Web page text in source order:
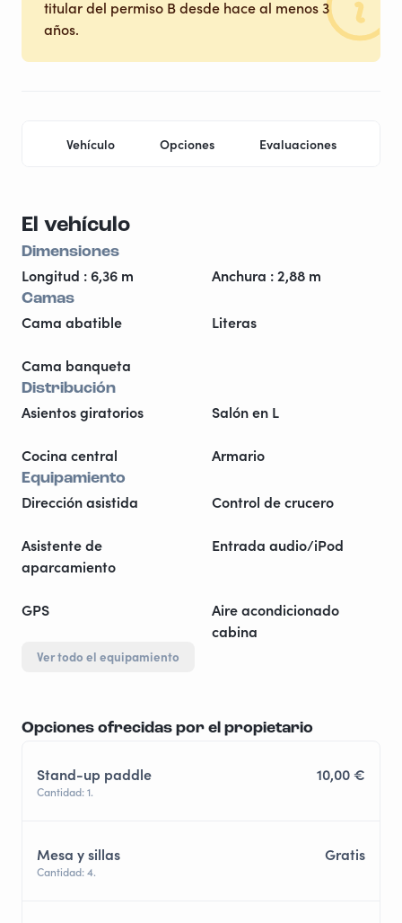
titular del permiso B desde hace al menos 3
años.
Vehículo Opciones Evaluaciones
El vehículo
Dimensiones
Longitud : 6,36 m Anchura : 2,88 m
Camas
Cama abatible Literas
Cama banqueta
Distribución
Asientos giratorios Salón en L
Cocina central Armario
Equipamiento
Dirección asistida Control de crucero
Asistente de
aparcamiento
Entrada audio/iPod
GPS
Aire acondicionado
cabina
Ver todo el equipamiento
Opciones ofrecidas por el propietario
Stand-up paddle 10,00 €
Cantidad: 1.
Mesa y sillas Gratis
Cantidad: 4.